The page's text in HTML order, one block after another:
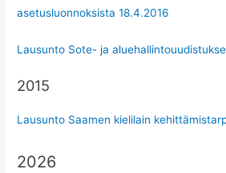
asetusluonnoksista 18.4.2016
Lausunto Sote- ja
2015
Lausunto Saamen kielilain
2026